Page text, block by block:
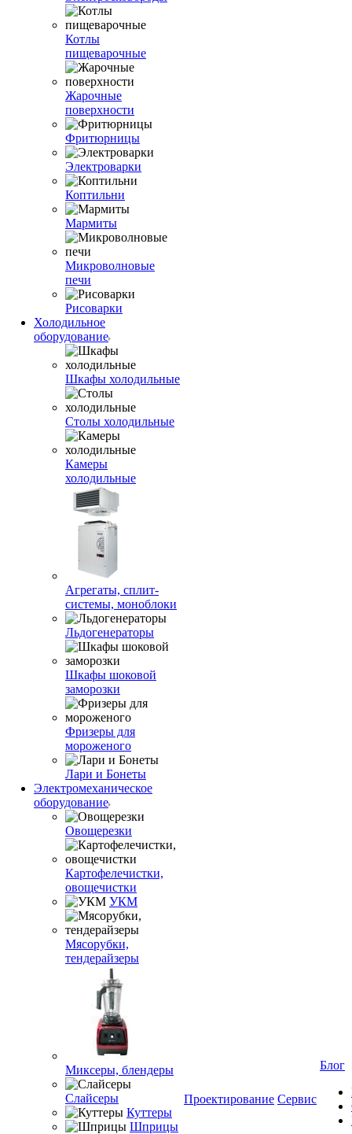
Котлы
пищеварочные
Жарочные
поверхности
Фритюрницы
Электроварки
Коптильни
Мармиты
Микроволновые
печи
Рисоварки
Холодильное
оборудование
Шкафы холодильные
Столы холодильные
Камеры
холодильные
Агрегаты, сплит-
системы, моноблоки
Льдогенераторы
Шкафы шоковой
заморозки
Фризеры для
мороженого
Лари и Бонеты
Электромеханическое
оборудование
Овощерезки
Картофелечистки,
овощечистки
УКМ
Мясорубки,
тендерайзеры
Миксеры, блендеры
Слайсеры
Куттеры
Шприцы
Проектирование Сервис
Блог